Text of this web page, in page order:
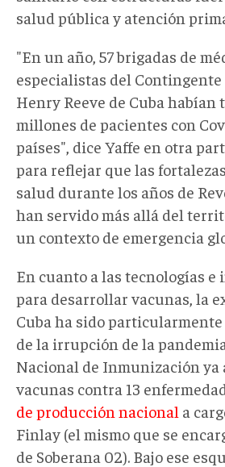
salud pública y atención
"En un año, 57 brigadas de
especialistas del
Henry Reeve de Cuba habían
millones de pacientes con
países", dice Yaffe en otra
para reflejar que las
salud durante los años de
han servido más allá del
un contexto de emergencia
En cuanto a las tecnologías
para desarrollar vacunas, la
Cuba ha sido
de la irrupción de la
Nacional de Inmunización ya
vacunas contra 13
de producción nacional a
Finlay (el mismo que se
de Soberana 02). Bajo ese